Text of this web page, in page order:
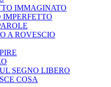
IMMAGINATO
A ROVESCIO
SEGNO LIBERO
COSA